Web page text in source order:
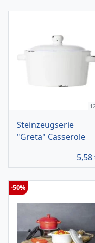
Steinzeugserie
"Greta" Casserole
5,58
-50%